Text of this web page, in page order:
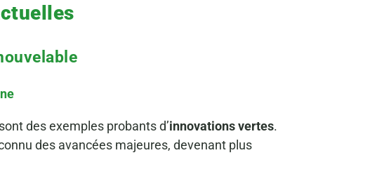
des exemples probants d’innovations vertes.
des avancées majeures, devenant plus